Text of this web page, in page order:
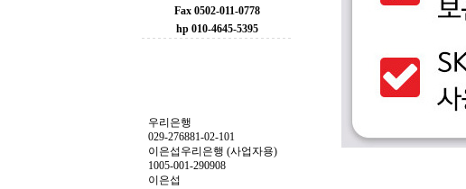
Fax 0502-011-0778
hp 010-4645-5395
우리은행
029-276881-02-101
이은섭우리은행 (사업자용)
1005-001-290908
이은섭